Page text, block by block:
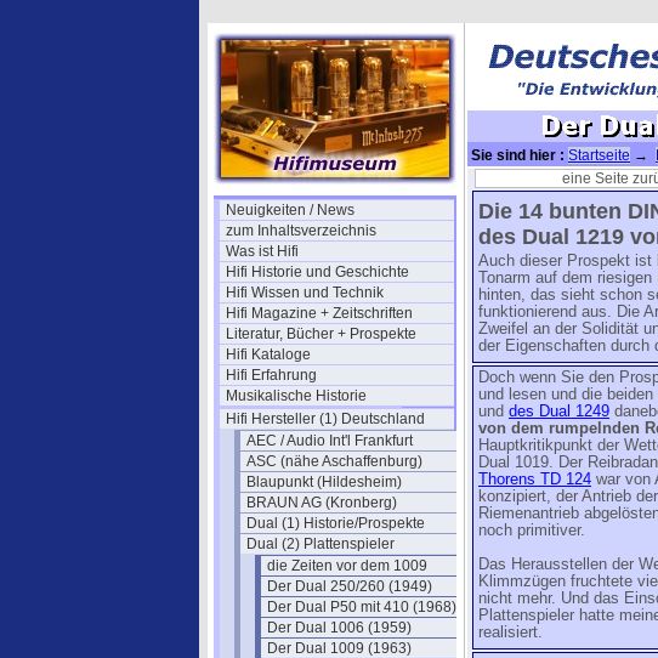
Neuigkeiten / News
zum Inhaltsverzeichnis
Was ist Hifi
Hifi Historie und Geschichte
Hifi Wissen und Technik
Hifi Magazine + Zeitschriften
Literatur, Bücher + Prospekte
Hifi Kataloge
Hifi Erfahrung
Musikalische Historie
Hifi Hersteller (1) Deutschland
AEC / Audio Int'l Frankfurt
ASC (nähe Aschaffenburg)
Blaupunkt (Hildesheim)
BRAUN AG (Kronberg)
Dual (1) Historie/Prospekte
Dual (2) Plattenspieler
die Zeiten vor dem 1009
Der Dual 250/260 (1949)
Der Dual P50 mit 410 (1968)
Der Dual 1006 (1959)
Der Dual 1009 (1963)
Sie sind hier : Startseite →
Pospekt (1)
eine Seite
Die 14 bunten
des Dual 1219
Auch dieser Prospekt ist
Tonarm auf dem
hinten, das sieht schon
funktionierend aus. Die
Zweifel an der Solidität
der Eigenschaften durch
Doch wenn Sie den
und lesen und die
und des Dual 1249
von dem rumpelnden
Hauptkritikpunkt der
Dual 1019. Der
Thorens TD 124 war von
konzipiert, der Antrieb
Riemenantrieb
noch primitiver.
Das Herausstellen der
Klimmzügen fruchtete
nicht mehr. Und das
Plattenspieler hatte
realisiert.